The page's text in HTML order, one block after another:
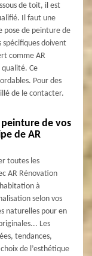
de toit, il est
Il faut une
pose de peinture de
spécifiques doivent
comme AR
qualité. Ce
Pour des
de le contacter.
de vos
de AR
toutes les
AR Rénovation
à
selon vos
naturelles pour en
Les
tendances,
de l’esthétique